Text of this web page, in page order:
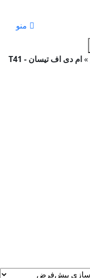
منو
ام دی اف تیسان - T41